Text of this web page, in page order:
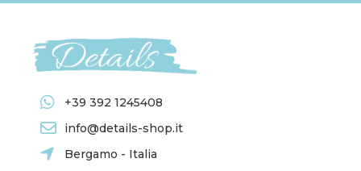
+39 392 1245408
info@details-shop.it
Bergamo - Italia